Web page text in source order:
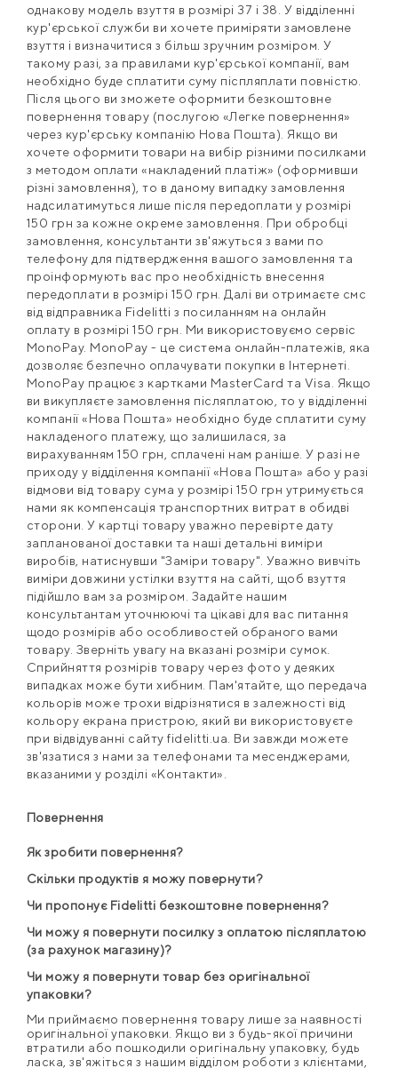
однакову модель взуття в розмірі 37 і 38. У відділенні
кур'єрської служби ви хочете приміряти замовлене
взуття і визначитися з більш зручним розміром. У
такому разі, за правилами кур'єрської компанії, вам
необхідно буде сплатити суму піспляплати повністю.
Після цього ви зможете оформити безкоштовне
повернення товару (послугою «Легке повернення»
через кур'єрську компанію Нова Пошта). Якщо ви
хочете оформити товари на вибір різними посилками
з методом оплати «накладений платіж» (оформивши
різні замовлення), то в даному випадку замовлення
надсилатимуться лише після передоплати у розмірі
150 грн за кожне окреме замовлення. При обробці
замовлення, консультанти зв'яжуться з вами по
телефону для підтвердження вашого замовлення та
проінформують вас про необхідність внесення
передоплати в розмірі 150 грн. Далі ви отримаєте смс
від відправника Fidelitti з посиланням на онлайн
оплату в розмірі 150 грн. Ми використовуємо сервіс
MonoPay. MonoPay - це система онлайн-платежів, яка
дозволяє безпечно оплачувати покупки в Інтернеті.
MonoPay працює з картками MasterCard та Visa. Якщо
ви викупляєте замовлення післяплатою, то у відділенні
компанії «Нова Пошта» необхідно буде сплатити суму
накладеного платежу, що залишилася, за
вирахуванням 150 грн, сплачені нам раніше. У разі не
приходу у відділення компанії «Нова Пошта» або у разі
відмови від товару сума у ​​розмірі 150 грн утримується
нами як компенсація транспортних витрат в обидві
сторони. У картці товару уважно перевірте дату
запланованої доставки та наші детальні виміри
виробів, натиснувши "Заміри товару". Уважно вивчіть
виміри довжини устілки взуття на сайті, щоб взуття
підійшло вам за розміром. Задайте нашим
консультантам уточнюючі та цікаві для вас питання
щодо розмірів або особливостей обраного вами
товару. Зверніть увагу на вказані розміри сумок.
Сприйняття розмірів товару через фото у деяких
випадках може бути хибним. Пам'ятайте, що передача
кольорів може трохи відрізнятися в залежності від
кольору екрана пристрою, який ви використовуєте
при відвідуванні сайту fidelitti.ua. Ви завжди можете
зв'язатися з нами за телефонами та месенджерами,
вказаними у розділі «Контакти».
Повернення
Як зробити повернення?
Скільки продуктів я можу повернути?
Чи пропонує Fidelitti безкоштовне повернення?
Чи можу я повернути посилку з оплатою післяплатою
(за рахунок магазину)?
Чи можу я повернути товар без оригінальної
упаковки?
Ми приймаємо повернення товару лише за наявності
оригінальної упаковки. Якщо ви з будь-якої причини
втратили або пошкодили оригінальну упаковку, будь
ласка, зв'яжіться з нашим відділом роботи з клієнтами,